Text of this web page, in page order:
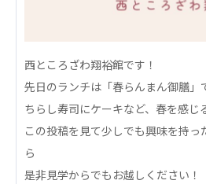
S-Labo（渋谷院）
医療法人社団 デンタルケアコミュニ
フォレストデンタルクリニック
医療法人 共生会
松園病院介護医療院
西ところざわ翔裕館です！
先日のランチは「春らんまん御膳
ちらし寿司にケーキなど、春を感
この投稿を見て少しでも興味を持
ら
是非見学からでもお越しください！